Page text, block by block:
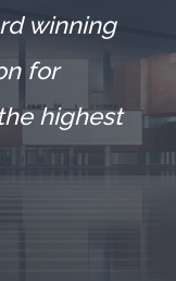
winning
for
highest